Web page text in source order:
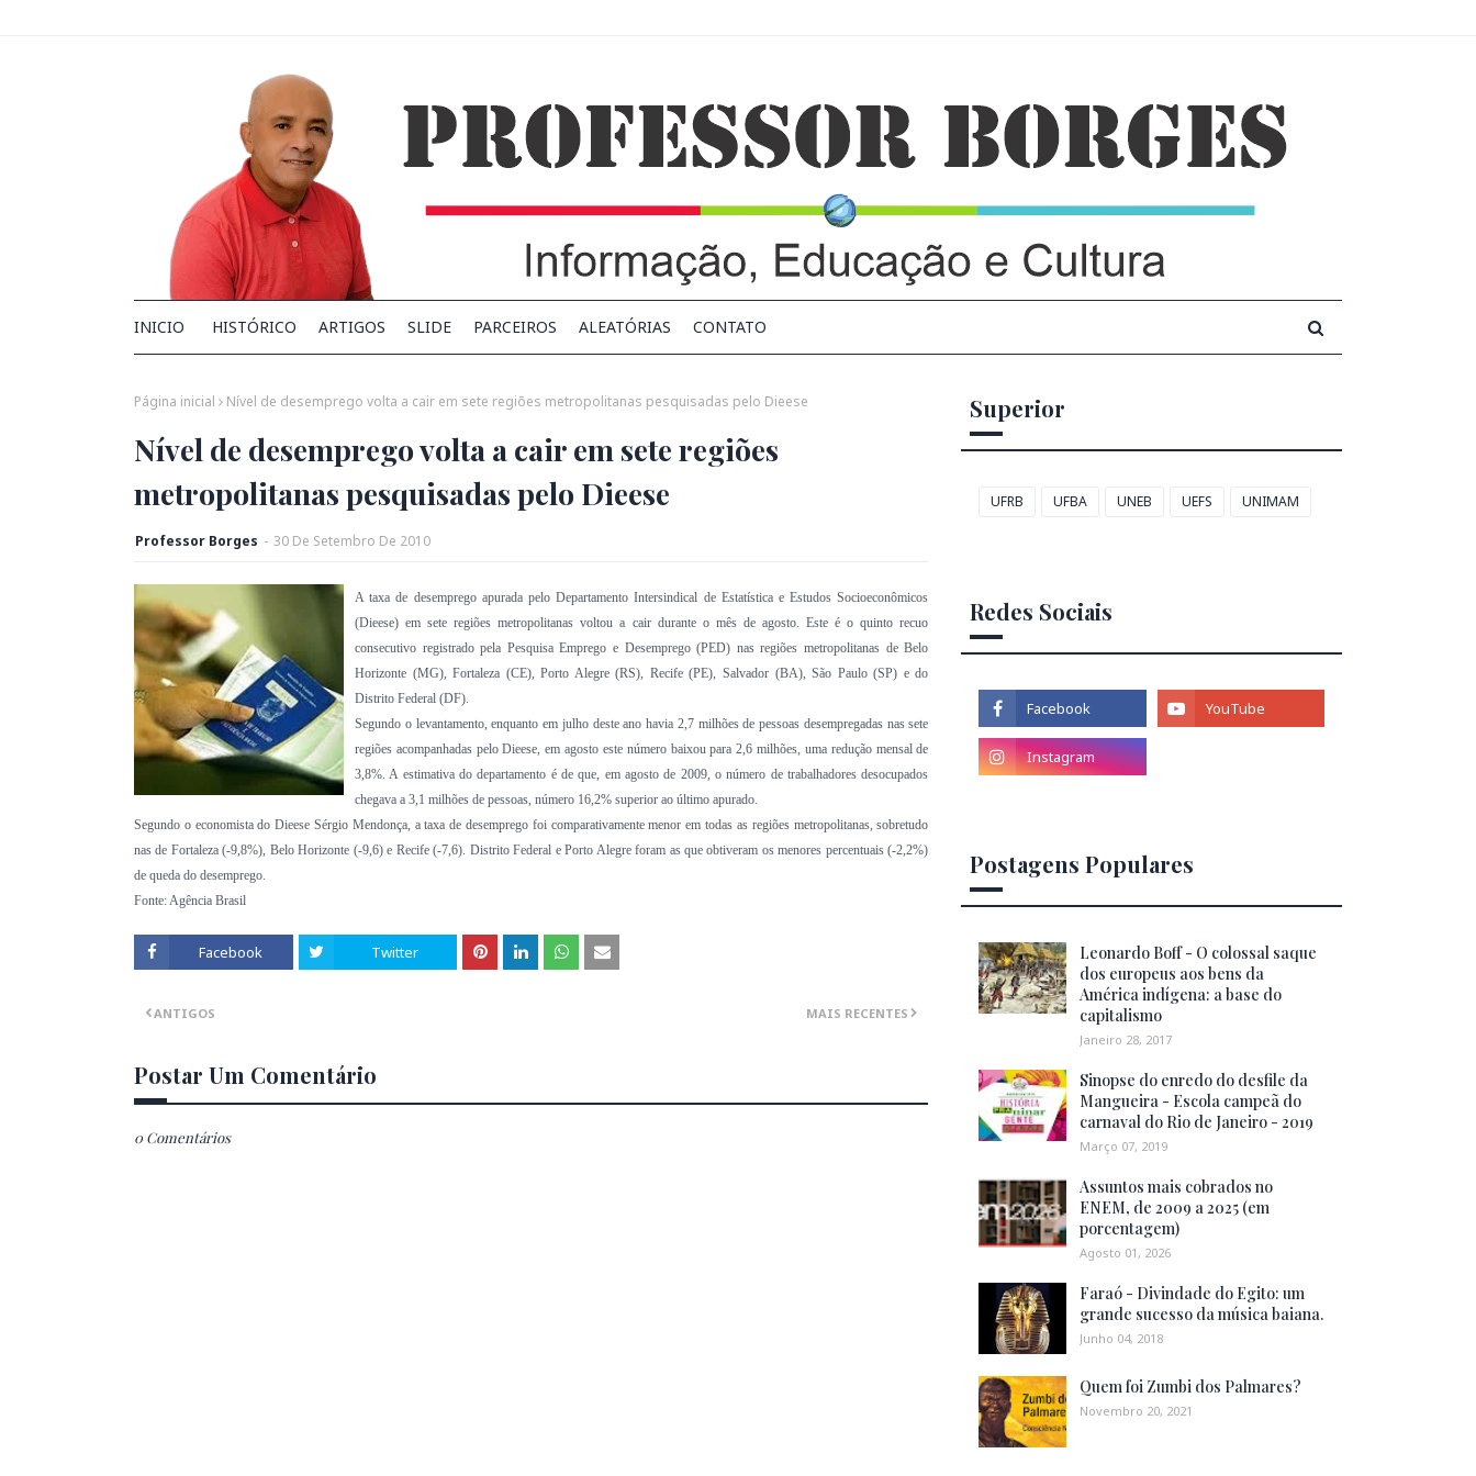
INICIO HISTÓRICO ARTIGOS SLIDE PARCEIROS ALEATÓRIAS CONTATO
Página inicial Nível de desemprego volta a cair em sete regiões metropolitanas pesquisadas pelo Dieese
Nível de desemprego volta a cair em sete regiões
metropolitanas pesquisadas pelo Dieese
Professor Borges - 30 De Setembro De 2010
A taxa de desemprego apurada pelo Departamento Intersindical de Estatística e Estudos Socioeconômicos
(Dieese) em sete regiões metropolitanas voltou a cair durante o mês de agosto. Este é o quinto recuo
consecutivo registrado pela Pesquisa Emprego e Desemprego (PED) nas regiões metropolitanas de Belo
Horizonte (MG), Fortaleza (CE), Porto Alegre (RS), Recife (PE), Salvador (BA), São Paulo (SP) e do
Distrito Federal (DF).
Segundo o levantamento, enquanto em julho deste ano havia 2,7 milhões de pessoas desempregadas nas sete
regiões acompanhadas pelo Dieese, em agosto este número baixou para 2,6 milhões, uma redução mensal de
3,8%. A estimativa do departamento é de que, em agosto de 2009, o número de trabalhadores desocupados
chegava a 3,1 milhões de pessoas, número 16,2% superior ao último apurado.
Segundo o economista do Dieese Sérgio Mendonça, a taxa de desemprego foi comparativamente menor em todas as regiões metropolitanas, sobretudo
nas de Fortaleza (-9,8%), Belo Horizonte (-9,6) e Recife (-7,6). Distrito Federal e Porto Alegre foram as que obtiveram os menores percentuais (-2,2%)
de queda do desemprego.
Fonte: Agência Brasil
Facebook Twitter
MAIS RECENTES
ANTIGOS
Postar Um Comentário
0 Comentários
Superior
UFRB UFBA UNEB UEFS UNIMAM
Redes Sociais
Postagens Populares
Leonardo Boff - O colossal saque
dos europeus aos bens da
América indígena: a base do
capitalismo
Janeiro 28, 2017
Sinopse do enredo do desfile da
Mangueira - Escola campeã do
carnaval do Rio de Janeiro - 2019
Março 07, 2019
Assuntos mais cobrados no
ENEM, de 2009 a 2025 (em
porcentagem)
Agosto 01, 2026
Faraó - Divindade do Egito: um
grande sucesso da música baiana.
Junho 04, 2018
Quem foi Zumbi dos Palmares?
Novembro 20, 2021